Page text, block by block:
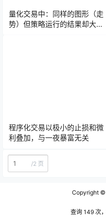
量化交易中：同样的图形（走
势）但策略运行的结果却大相
程序化交易以极小的止损和微
利叠加，与一夜暴富无关
/2 页
Copyright
查询 149 次